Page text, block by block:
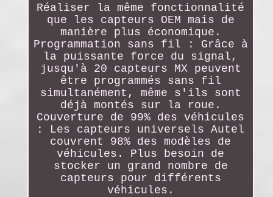
Réaliser la même fonctionnalité
que les capteurs OEM mais de
manière plus économique.
Programmation sans fil : Grâce à
la puissante force du signal,
jusqu'à 20 capteurs MX peuvent
être programmés sans fil
simultanément, même s'ils sont
déjà montés sur la roue.
Couverture de 99% des véhicules
: Les capteurs universels Autel
couvrent 98% des modèles de
véhicules. Plus besoin de
stocker un grand nombre de
capteurs pour différents
véhicules.